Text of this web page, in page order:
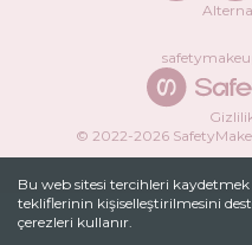
Bu web sitesi tercihleri
tekliflerinin kişiselleştirilmesini
çerezleri kullanır.
© 2022-2026